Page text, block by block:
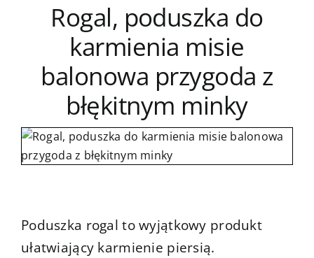
Strefa Klienta
Informacje
O Nas
Kontakt
Rogal, poduszka do
karmienia misie
balonowa przygoda z
błękitnym minky
Poduszka rogal to wyjątkowy produkt
ułatwiający karmienie piersią.